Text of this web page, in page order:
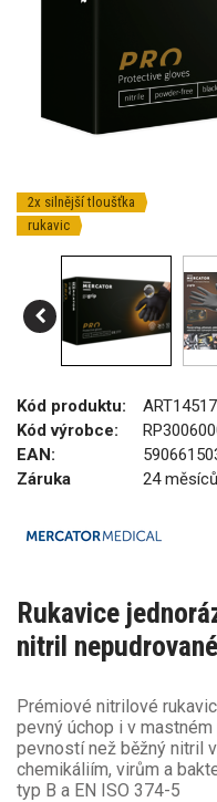
2x silnější tloušťka
rukavic
Kód produktu:
Kód výrobce:
EAN:
Záruka
24 měsíců
Rukavice
nitril
Prémiové nitrilové
pevný úchop i v
pevností než běžný nitril
chemikáliím, virům a
typ B a EN ISO 374-5